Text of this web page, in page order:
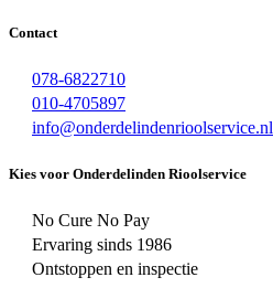
Contact
078-6822710
010-4705897
info@onderdelindenrioolservice.nl
Kies voor Onderdelinden Rioolservice
No Cure No Pay
Ervaring sinds 1986
Ontstoppen en inspectie